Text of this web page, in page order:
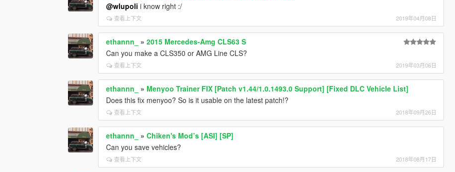
@wlupoli i know right :/
查看上下文 2019年04月08日
ethannn_ »2015 Mercedes-Amg CLS63 S
Can you make a CLS350 or AMG Line CLS?
查看上下文 2019年03月06日
ethannn_ » Menyoo Trainer FIX [Patch v1.44/1.0.1493.0 Support] [Fixed DLC Vehicle List]
Does this fix menyoo? So is it usable on the latest patch!?
查看上下文 2018年09月26日
ethannn_ »Chiken's Mod’s [ASI] [SP]
Can you save vehicles?
查看上下文 2018年08月17日